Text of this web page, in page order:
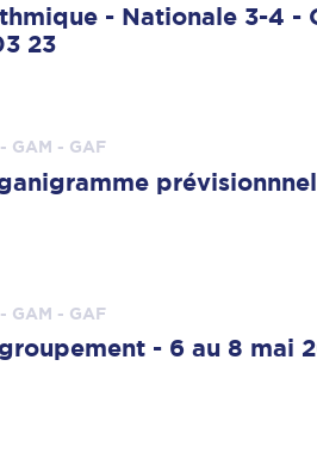
- Nationale 3-4 -
23
GAM - GAF
GAM - GAF
- 6 au 8 mai